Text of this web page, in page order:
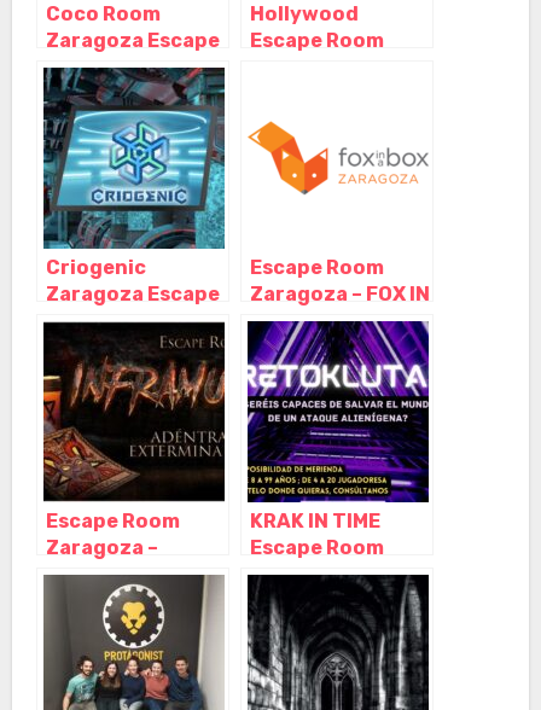
Coco Room
Zaragoza Escape
Room – Paseo
Rosales,
Zaragoza –
Aragón
Hollywood
Escape Room
Aragón
Criogenic
Zaragoza Escape
Room, Zaragoza –
Aragón
Escape Room
Zaragoza – FOX IN
A BOX, Zaragoza
– Aragón
Escape Room
Zaragoza –
INFRAMUNDO,
Zaragoza –
Aragón
KRAK IN TIME
Escape Room
Center Zaragoza,
Zaragoza –
Aragón